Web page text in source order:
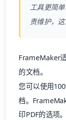
工具更简
责维护，这
FrameMaker
的文档。
您可以使用
档。
印PDF的选项。